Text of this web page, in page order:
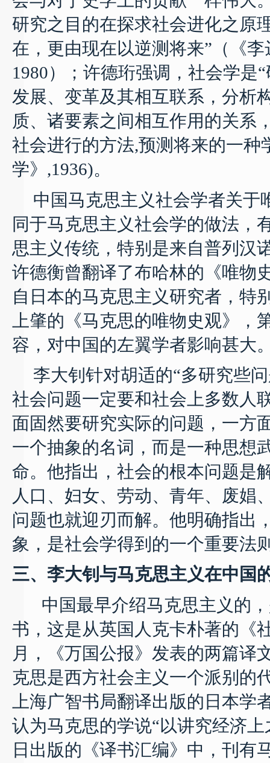
研究之目的在探求社会进化之原
在，更由现在以逆测将来” （《
1980）；许德珩强调，社会学是“
发展、变革及其相互联系，分析
质、诸要素之间相互作用的关系
社会进行的方法,预测将来的一种
学》 ,1936)。
中国马克思主义社会学者关于
同于马克思主义社会学的做法，
思主义传统，特别是来自普列汉
许德衡曾翻译了布哈林的《唯物
自日本的马克思主义研究者，特
上肇的《马克思的唯物史观》
容，对中国的左翼学者影响甚大
李大钊针对胡适的“多研究些
社会问题一定要和社会上多数人
面固然要研究实际的问题，一方
一个抽象的名词，而是一种思想
命。他指出，社会的根本问题是
人口、妇女、劳动、青年、废娼
问题也就迎刃而解。他明确指出
象，是社会学得到的一个重要法
三、李大钊与马克思主义在中国
中国最早介绍马克思主义的
书，这是从英国人克卡朴著的《
月，《万国公报》发表的两篇译
克思是西方社会主义一个派别的
上海广智书局翻译出版的日本
认为马克思的学说“以讲究经济
日 出版的《译书汇编》中，刊有